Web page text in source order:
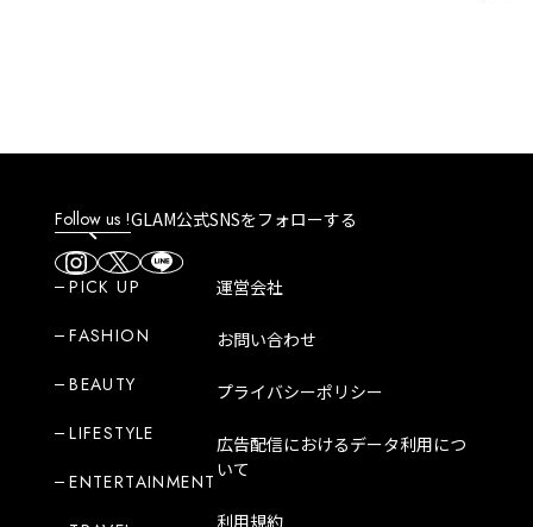
Follow us !GLAM公式SNSをフォローする
PICK UP
FASHION
BEAUTY
LIFESTYLE
ENTERTAINMENT
運営会社
お問い合わせ
プライバシーポリシー
広告配信におけるデータ利用につ
いて
利用規約